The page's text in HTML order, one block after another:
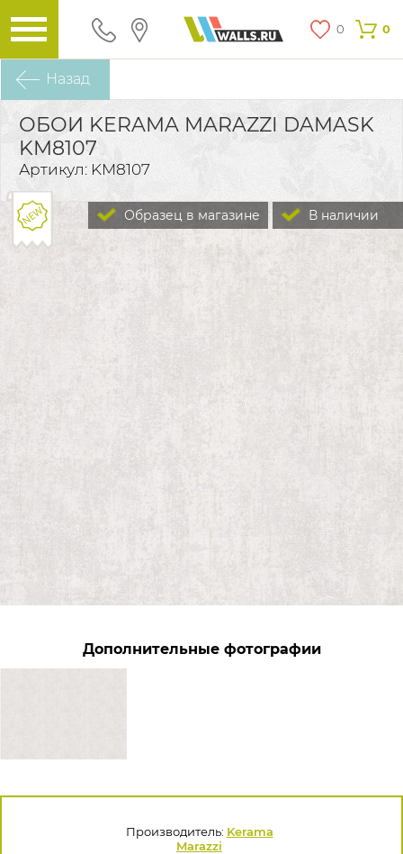
0 0
Назад
ОБОИ KERAMA MARAZZI DAMASK
KM8107
Артикул: KM8107
В наличии
Образец в магазине
Дополнительные фотографии
Производитель: Kerama
Marazzi